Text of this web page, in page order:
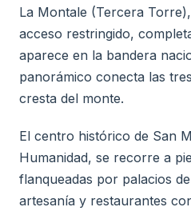
La Montale (Tercera
acceso restringido,
aparece en la bandera
panorámico conecta las
cresta del monte.
El centro histórico de San
Humanidad, se recorre a
flanqueadas por palacios
artesanía y restaurantes